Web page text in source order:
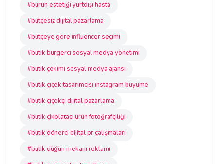
#burun estetiği yurtdışı hasta
#bütçesiz dijital pazarlama
#bütçeye göre influencer seçimi
#butik burgerci sosyal medya yönetimi
#butik çekimi sosyal medya ajansı
#butik çiçek tasarımcısı instagram büyüme
#butik çiçekçi dijital pazarlama
#butik çikolatacı ürün fotoğrafçılığı
#butik dönerci dijital pr çalışmaları
#butik düğün mekanı reklamı